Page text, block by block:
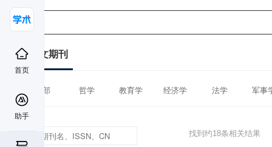
首页
助手
中文期刊
全部 哲学 教育学 经济学 法学 军事
找到约18条相关结果